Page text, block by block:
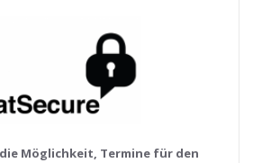
Möglichkeit, Termine für den